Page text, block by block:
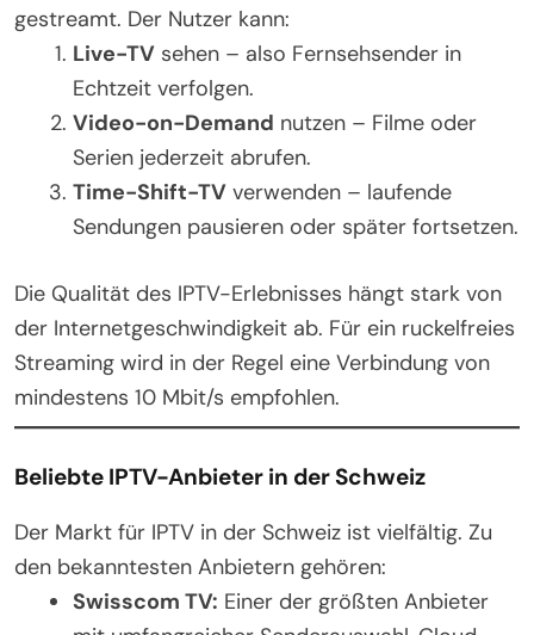
gestreamt. Der Nutzer kann:
Live-TV sehen – also Fernsehsender in
Echtzeit verfolgen.
Video-on-Demand nutzen – Filme oder
Serien jederzeit abrufen.
Time-Shift-TV verwenden – laufende
Sendungen pausieren oder später fortsetzen.
Die Qualität des IPTV-Erlebnisses hängt stark von
der Internetgeschwindigkeit ab. Für ein ruckelfreies
Streaming wird in der Regel eine Verbindung von
mindestens 10 Mbit/s empfohlen.
Beliebte IPTV-Anbieter in der Schweiz
Der Markt für IPTV in der Schweiz ist vielfältig. Zu
den bekanntesten Anbietern gehören:
Swisscom TV: Einer der größten Anbieter